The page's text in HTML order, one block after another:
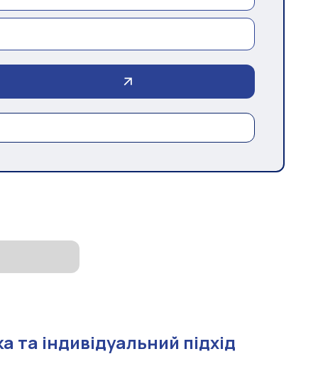
та індивідуальний підхід